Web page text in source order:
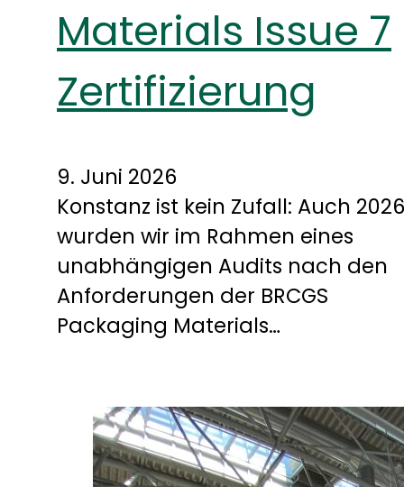
Materials Issue 7
Zertifizierung
9. Juni 2026
Konstanz ist kein Zufall: Auch 2026
wurden wir im Rahmen eines
unabhängigen Audits nach den
Anforderungen der BRCGS
Packaging Materials…